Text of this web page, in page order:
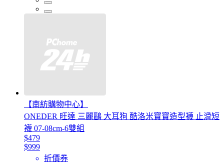
【南紡購物中心】
ONEDER 旺達 三麗鷗 大耳狗 酷洛米寶寶造型襪 止滑短
襪 07-08cm-6雙組
$479
$999
折價券